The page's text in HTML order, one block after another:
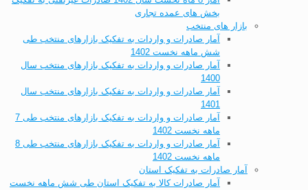
بخش های عمده تجاری
بازار های منتخب
آمار صادرات و واردات به تفکیک بازارهای منتخب طی
شش ماهه نخست 1402
آمار صادرات و واردات به تفکیک بازارهای منتخب سال
1400
آمار صادرات و واردات به تفکیک بازارهای منتخب سال
1401
آمار صادرات و واردات به تفکیک بازارهای منتخب طی 7
ماهه نخست 1402
آمار صادرات و واردات به تفکیک بازارهای منتخب طی 8
ماهه نخست 1402
آمار صادرات به تفکیک استان
آمار صادرات کالا به تفکیک استان طی شش ماهه نخست